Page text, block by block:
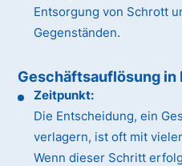
Entsorgung von Schrott
Gegenständen.
Geschäftsauflösung in
Zeitpunkt:
Die Entscheidung, ein
verlagern, ist oft mit
Wenn dieser Schritt